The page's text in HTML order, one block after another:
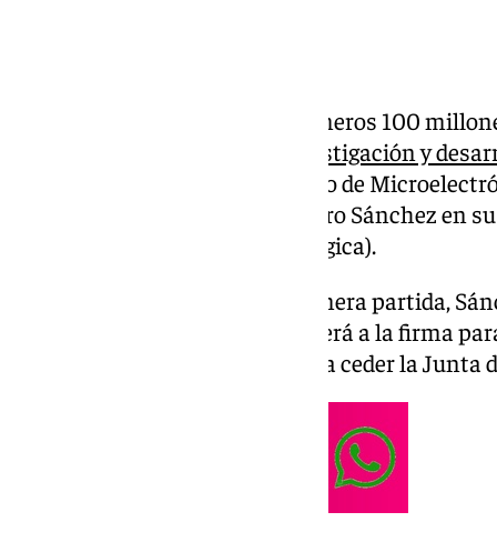
El Gobierno ha liberado los primeros 100
centro de investigación y
(Centro Interuniversitario de
ha anunciado el presidente Pedro Sánchez en
de dicho centro en Lovaina (Bélgica).
Además del anuncio de esa primera partida,
«próximas semanas» se procederá a la firma
que se ubicará el centro, que va a ceder la Junta